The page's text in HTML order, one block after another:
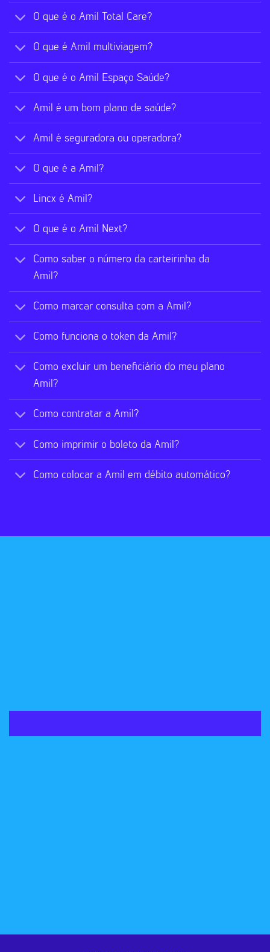
O que é o Amil Total Care?
O que é Amil multiviagem?
O que é o Amil Espaço Saúde?
Amil é um bom plano de saúde?
Amil é seguradora ou operadora?
O que é a Amil?
Lincx é Amil?
O que é o Amil Next?
Como saber o número da carteirinha da
Amil?
Como marcar consulta com a Amil?
Como funciona o token da Amil?
Como excluir um beneficiário do meu plano
Amil?
Como contratar a Amil?
Como imprimir o boleto da Amil?
Como colocar a Amil em débito automático?